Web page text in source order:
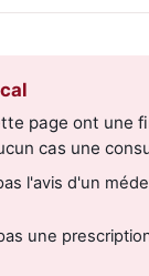
page ont une
cas une
l'avis d'un
une